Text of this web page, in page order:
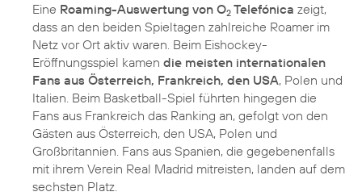
Eine Roaming-Auswertung von O2 Telefónica zeigt,
dass an den beiden Spieltagen zahlreiche Roamer im
Netz vor Ort aktiv waren. Beim Eishockey-
Eröffnungsspiel kamen die meisten internationalen
Fans aus Österreich, Frankreich, den USA, Polen und
Italien. Beim Basketball-Spiel führten hingegen die
Fans aus Frankreich das Ranking an, gefolgt von den
Gästen aus Österreich, den USA, Polen und
Großbritannien. Fans aus Spanien, die gegebenenfalls
mit ihrem Verein Real Madrid mitreisten, landen auf dem
sechsten Platz.